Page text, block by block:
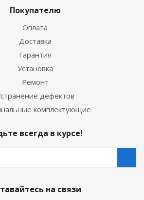
Покупателю
Оплата
Доставка
Гарантия
Установка
Ремонт
дефектов
комплектующие
всегда в курсе!
на связи